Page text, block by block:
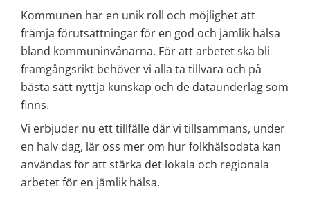
Kommunen har en unik roll och möjlighet att
främja förutsättningar för en god och jämlik hälsa
bland kommuninvånarna. För att arbetet ska bli
framgångsrikt behöver vi alla ta tillvara och på
bästa sätt nyttja kunskap och de dataunderlag som
finns.
Vi erbjuder nu ett tillfälle där vi tillsammans, under
en halv dag, lär oss mer om hur folkhälsodata kan
användas för att stärka det lokala och regionala
arbetet för en jämlik hälsa.